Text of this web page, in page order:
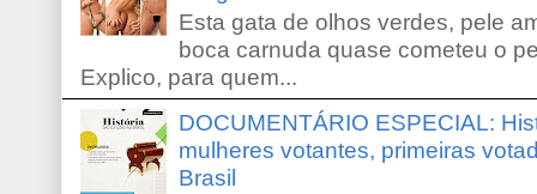
Esta gata de olhos verdes, pele
boca carnuda quase cometeu o
Explico, para quem...
DOCUMENTÁRIO ESPECIAL:
mulheres votantes, primeiras
Brasil